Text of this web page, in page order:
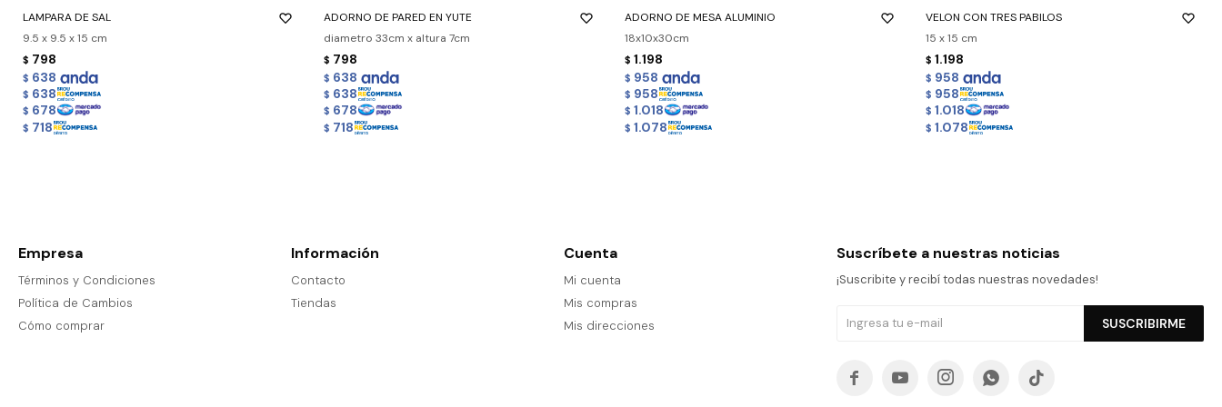
LAMPARA DE SAL
9.5 x 9.5 x 15 cm
$ 798
$ 638
$ 638
$ 678
$ 718
ADORNO DE PARED EN YUTE
diametro 33cm x altura 7cm
$ 798
$ 638
$ 638
$ 678
$ 718
ADORNO DE MESA ALUMINIO
18x10x30cm
$ 1.198
$ 958
$ 958
$ 1.018
$ 1.078
VELON CON TRES PABILOS
15 x 15 cm
$ 1.198
$ 958
$ 958
$ 1.018
$ 1.078
Empresa
Términos y Condiciones
Política de Cambios
Cómo comprar
Información
Contacto
Tiendas
Cuenta
Mi cuenta
Mis compras
Mis direcciones
Suscríbete a nuestras noticias
¡Suscribite y recibí todas nuestras novedades!
SUSCRIBIRME
    